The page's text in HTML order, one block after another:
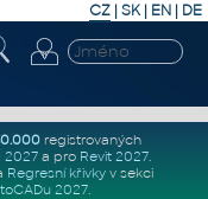
CZ | SK| EN | DE
registrovaných
2027a pro Revit 2027.
Regresní křivkyv sekci
2027.